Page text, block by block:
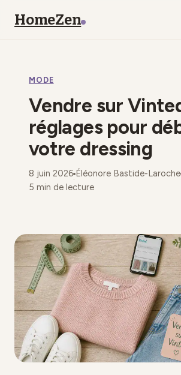
HomeZen
Maison
Mode
Déco
MODE
Vendre sur
réglages pour
votre dressing
8 juin 2026
·
Éléonore Bastide-Laroche
5 min de lecture